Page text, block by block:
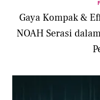
Gaya Kompak &
NOAH Serasi